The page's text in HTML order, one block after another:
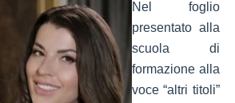
Nel foglio
presentato alla
scuola di
formazione alla
voce “altri titoli”